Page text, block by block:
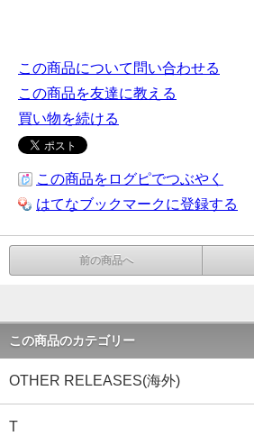
この商品について問い合わせる
この商品を友達に教える
買い物を続ける
この商品をログピでつぶやく
はてなブックマークに登録する
前の商品へ
この商品のカテゴリー
OTHER RELEASES(海外)
T